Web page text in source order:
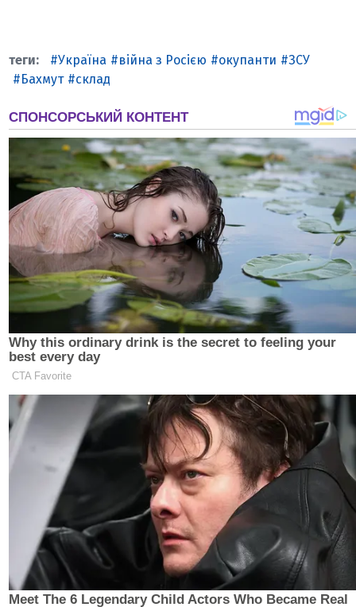
Україна війна з Росією окупанти
ЗСУ
Бахмут
склад